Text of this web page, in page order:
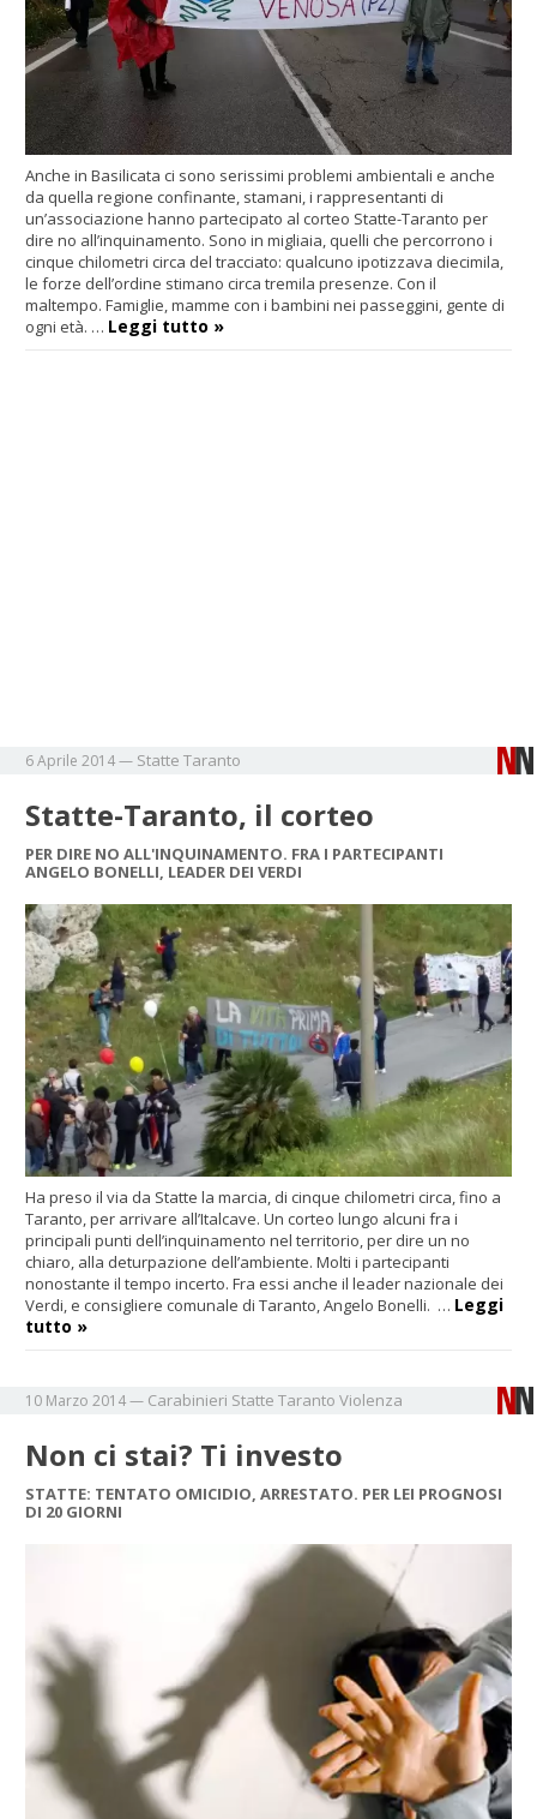
Anche in Basilicata ci sono serissimi problemi ambientali e anche
da quella regione confinante, stamani, i rappresentanti di
un’associazione hanno partecipato al corteo Statte-Taranto per
dire no all’inquinamento. Sono in migliaia, quelli che percorrono i
cinque chilometri circa del tracciato: qualcuno ipotizzava diecimila,
le forze dell’ordine stimano circa tremila presenze. Con il
maltempo. Famiglie, mamme con i bambini nei passeggini, gente di
ogni età. … Leggi tutto »
6 Aprile 2014— Statte Taranto
Statte-Taranto, il corteo
PER DIRE NO ALL'INQUINAMENTO. FRA I PARTECIPANTI
ANGELO BONELLI, LEADER DEI VERDI
Ha preso il via da Statte la marcia, di cinque chilometri circa, fino a
Taranto, per arrivare all’Italcave.Un corteo lungo alcuni fra i
principali punti dell’inquinamento nel territorio, per dire un no
chiaro, alla deturpazione dell’ambiente. Molti i partecipanti
nonostante il tempo incerto. Fra essi anche il leader nazionale dei
Verdi, e consigliere comunale di Taranto, Angelo Bonelli. … Leggi
tutto »
10 Marzo 2014— Carabinieri Statte Taranto Violenza
Non ci stai? Ti investo
STATTE: TENTATO OMICIDIO, ARRESTATO. PER LEI PROGNOSI
DI 20 GIORNI